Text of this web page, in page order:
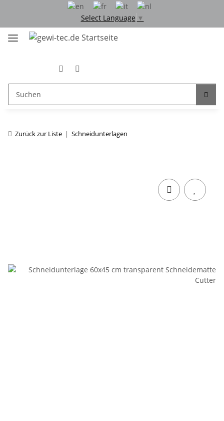
Select Language ▼
Zurück zur Liste Schneidunterlagen